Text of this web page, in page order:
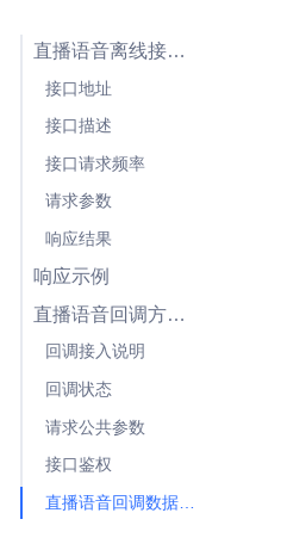
直播语音离线接口方式获取
接口地址
接口描述
接口请求频率
请求参数
响应结果
响应示例
直播语音回调方式获取结果
回调接入说明
回调状态
请求公共参数
接口鉴权
直播语音回调数据结构